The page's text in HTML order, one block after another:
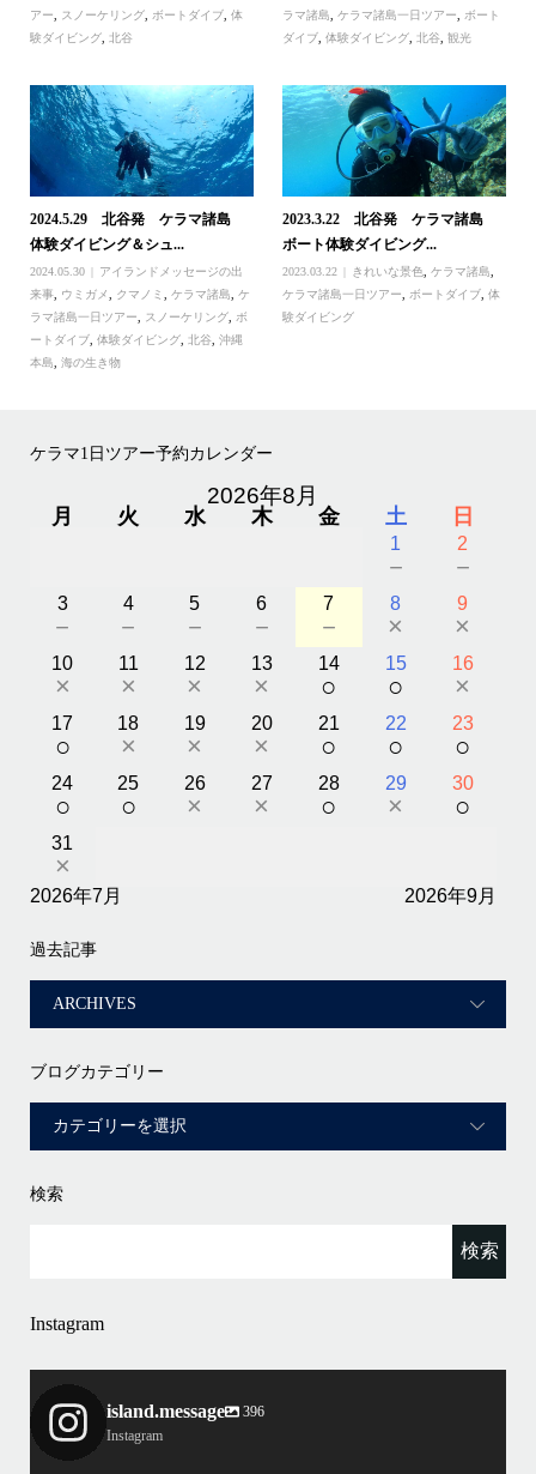
アー
スノーケリング, ボートダイブ, 体
験ダイビング, 北谷
ラマ諸島
,ケラマ諸島一日ツアー
ボート
ダイブ ,体験ダイビング ,北谷 ,観光
2024.5.29 北谷発 ケラマ諸島
体験ダイビング＆シュ...
2024.05.30
アイランドメッセージの出
来事, ウミガメ クマノミ ケラマ諸島
ケ
ラマ諸島一日ツアー
スノーケリング,
ボ
ートダイブ, 体験ダイビング, 北谷, 沖縄
本島
海の生き物
2023.3.22 北谷発 ケラマ諸島
ボート体験ダイビング...
2023.03.22 きれいな景色 ,ケラマ諸島
ケラマ諸島一日ツアー
ボートダイブ ,体
験ダイビング
ケラマ1日ツアー予約カレンダー
2026年8月
月 火 水 木 金 土 日
1
－
2
－
3
－
4
－
5
－
6
－
7
－
8
×
9
×
10
×
11
×
12
×
13
×
14
○
15
○
16
×
17
○
18
×
19
×
20
×
21
○
22
○
23
○
24
○
25
○
26
×
27
×
28
○
29
×
30
○
31
×
2026年7月 2026年9月
過去記事
ブログカテゴリー
検索
Instagram
island.message
396
Instagram